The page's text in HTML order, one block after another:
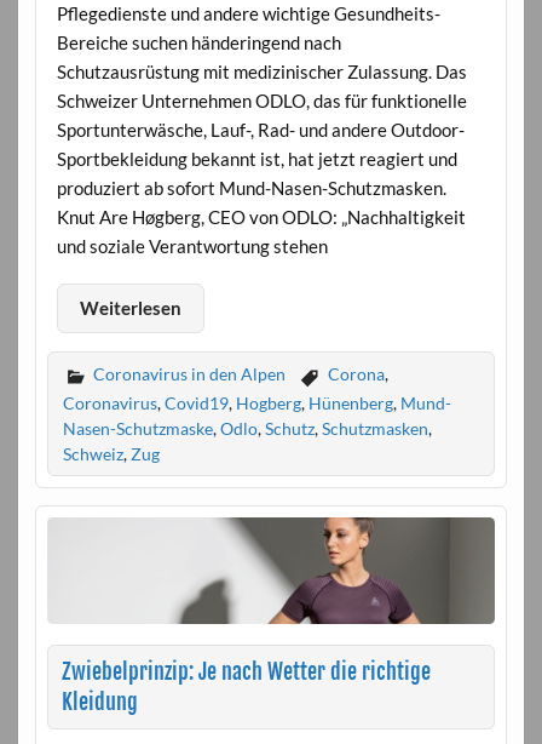
Pflegedienste und andere wichtige Gesundheits-
Bereiche suchen händeringend nach
Schutzausrüstung mit medizinischer Zulassung. Das
Schweizer Unternehmen ODLO, das für funktionelle
Sportunterwäsche, Lauf-, Rad- und andere Outdoor-
Sportbekleidung bekannt ist, hat jetzt reagiert und
produziert ab sofort Mund-Nasen-Schutzmasken.
Knut Are Høgberg, CEO von ODLO: „Nachhaltigkeit
und soziale Verantwortung stehen
Weiterlesen
Coronavirus in den Alpen Corona,
Coronavirus,Covid19, Hogberg, Hünenberg, Mund-
Nasen-Schutzmaske,Odlo,Schutz,Schutzmasken,
Schweiz,Zug
Zwiebelprinzip: Je nach Wetter die richtige
Kleidung